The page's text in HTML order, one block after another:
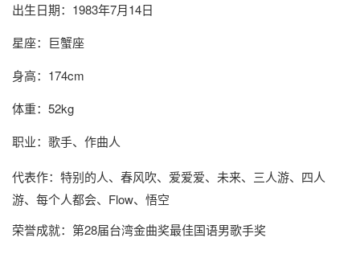
出生日期：1983年7月14日
星座：巨蟹座
身高：174cm
体重：52kg
职业：歌手、作曲人
代表作：特别的人、春风吹、爱爱爱、未来、三人游、四人
游、每个人都会、Flow、悟空
荣誉成就：第28届台湾金曲奖最佳国语男歌手奖